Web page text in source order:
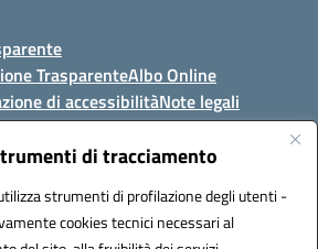
di tracciamento
strumenti di profilazione degli utenti -
cookies tecnici necessari al
TrasparenteAlbo Online
di accessibilitàNote legali
- 80059, Torre del Greco (NA)